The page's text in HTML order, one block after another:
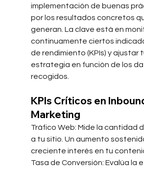
implementación de buenas
por los resultados concretos
generan. La clave está en
continuamente ciertos
de rendimiento (KPIs) y ajustar
estrategia en función de los
recogidos.
KPIs Críticos en
Marketing
Tráfico Web: Mide la cantidad
a tu sitio. Un aumento
creciente interés en tu
Tasa de Conversión: Evalúa la